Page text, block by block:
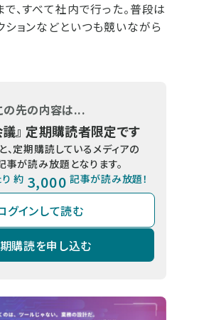
、すべて社内で行った。普段は
ョンなどといつも競いながら
の先の内容は...
』 定期購読者限定です
、定期購読しているメディアの
事が読み放題となります。
約 3,000 記事が読み放題！
グインして読む
購読を申し込む